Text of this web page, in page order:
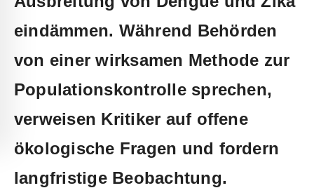
eindämmen. Während Behörden
von einer wirksamen Methode zur
Populationskontrolle sprechen,
verweisen Kritiker auf offene
ökologische Fragen und fordern
langfristige Beobachtung.